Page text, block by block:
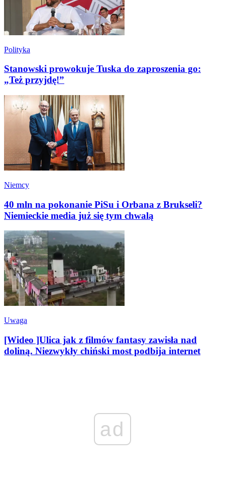
Polityka
Stanowski prowokuje Tuska do zaproszenia go:
„Też przyjdę!”
Niemcy
40 mln na pokonanie PiSu i Orbana z Brukseli?
Niemieckie media już się tym chwalą
Uwaga
[Wideo ]Ulica jak z filmów fantasy zawisła nad
doliną. Niezwykły chiński most podbija internet
ad